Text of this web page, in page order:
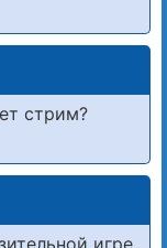
стрим?
игре,